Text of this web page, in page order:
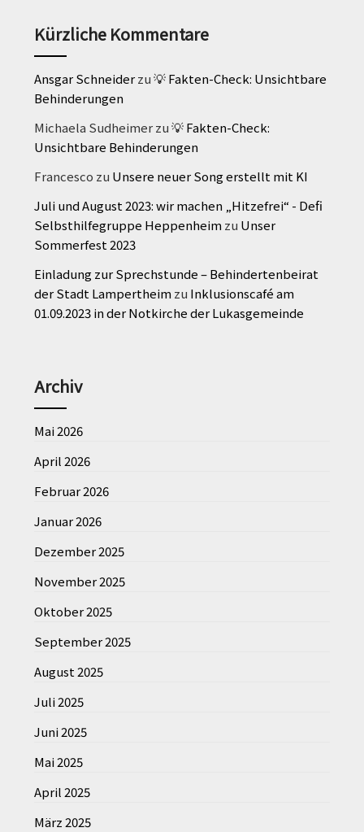
Kürzliche Kommentare
Ansgar Schneiderzu💡 Fakten-Check: Unsichtbare
Behinderungen
Michaela Sudheimerzu💡 Fakten-Check:
Unsichtbare Behinderungen
Francesco zu Unsere neuer Song erstellt mit KI
Juli und August 2023: wir machen „Hitzefrei“ - Defi
Selbsthilfegruppe Heppenheim zu Unser
Sommerfest 2023
Einladung zur Sprechstunde – Behindertenbeirat
der Stadt Lampertheim zu Inklusionscafé am
01.09.2023 in der Notkirche der Lukasgemeinde
Archiv
Mai 2026
April 2026
Februar 2026
Januar 2026
Dezember 2025
November 2025
Oktober 2025
September 2025
August 2025
Juli 2025
Juni 2025
Mai 2025
April 2025
März 2025